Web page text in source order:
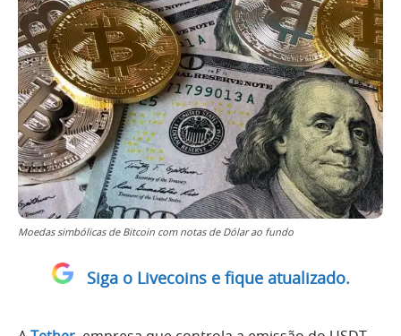
Moedas simbólicas de Bitcoin com notas de Dólar ao fundo
Siga o Livecoins e fique atualizado.